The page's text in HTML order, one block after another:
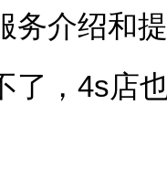
务介绍和
了，4s店